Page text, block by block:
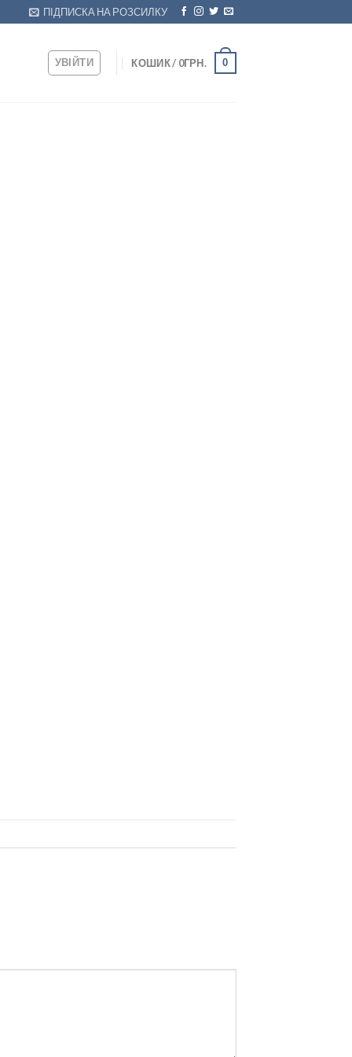
ПІДПИСКА НА РОЗСИЛКУ
УВІЙТИ КОШИК / 0ГРН. 0